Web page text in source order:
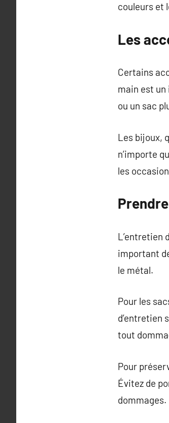
couleurs et
Les
Certains
main est
ou un sac
Les bijoux,
n’importe
les
L’entretien
important
le métal.
Pour les
d’entretien
tout
Pour
Évitez de
dommages.